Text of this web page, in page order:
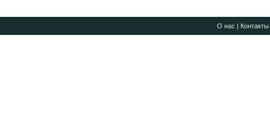
О нас | Контакты